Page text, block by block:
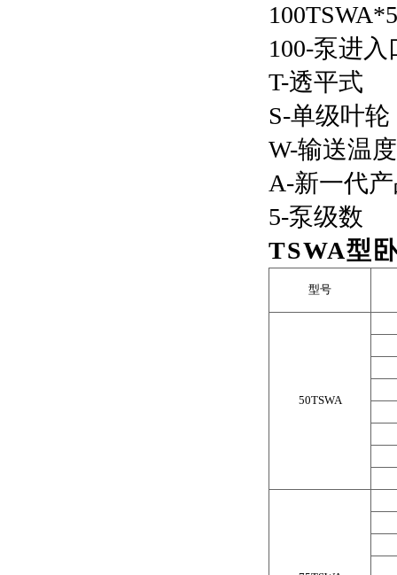
100TSWA*5
100-泵进
T-透平式
S-单级叶轮
W-输送温
A-新一代
5-泵级数
TSWA型
型号
50TSWA